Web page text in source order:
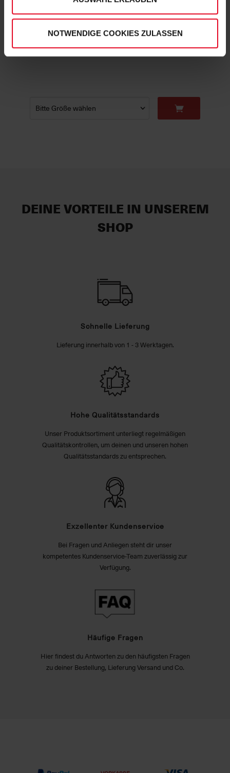
NOTWENDIGE COOKIES ZULASSEN
SC Freiburg
€ 14,95
DEINE VORTEILE IN UNSEREM
SHOP
Schnelle Lieferung
Lieferung innerhalb von 1 - 3 Werktagen.
Hohe Qualitätsstandards
Unser Produktsortiment unterliegt regelmäßigen
Qualitätskontrollen, um deinen und unseren hohen
Qualitätsstandards zu entsprechen.
Exzellenter Kundenservice
Bei Fragen und Anliegen steht dir unser
kompetentes Kundenservice-Team zuverlässig zur
Verfügung.
Häufige Fragen
Hier findest du Antworten zu den häufigsten Fragen
zu deiner Bestellung, Lieferung Versand und Co.